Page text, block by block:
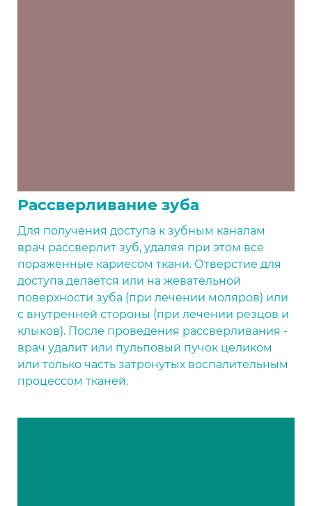
Рассверливание зуба
Для получения доступа к зубным каналам
врач рассверлит зуб, удаляя при этом все
пораженные кариесом ткани. Отверстие для
доступа делается или на жевательной
поверхности зуба (при лечении моляров) или
с внутренней стороны (при лечении резцов и
клыков). После проведения рассверливания -
врач удалит или пульповый пучок целиком
или только часть затронутых воспалительным
процессом тканей.